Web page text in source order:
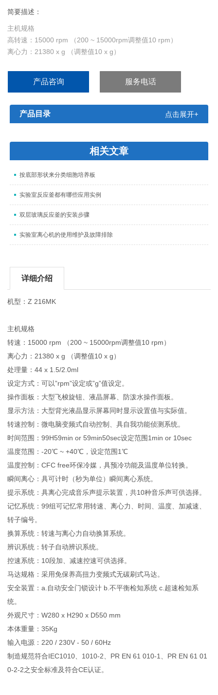
简要描述：
主机规格
高转速：15000 rpm （200 ~ 15000rpm调整值10 rpm）
离心力：21380 x g （调整值10 x g）
产品咨询 服务电话
产品目录 点击展开+
相关文章
按底部形状来分类细胞培养板
实验室反应釜都有哪些应用实例
双层玻璃反应釜的安装步骤
实验室离心机的使用维护及故障排除
详细介绍
机型：Z 216MK
主机规格
转速：15000 rpm （200 ~ 15000rpm调整值10 rpm）
离心力：21380 x g （调整值10 x g）
处理量：44 x 1.5/2.0ml
设定方式：可以”rpm”设定或”g”值设定。
操作面板：大型飞梭旋钮、液晶屏幕、防泼水操作面板。
显示方法：大型背光液晶显示屏幕同时显示设置值与实际值。
转速控制：微电脑变频式自动控制、具自我功能侦测系统。
时间范围：99H59min or 59min50sec设定范围1min or 10sec
温度范围：-20℃ ~ +40℃，设定范围1℃
温度控制：CFC free环保冷媒，具预冷功能及温度单位转换。
瞬间离心：具可计时（秒为单位）瞬间离心系统。
提示系统：具离心完成音乐声提示装置，共10种音乐声可供选择。
记忆系统：99组可记忆常用转速、离心力、时间、温度、加减速、
转子编号。
换算系统：转速与离心力自动换算系统。
辨识系统：转子自动辨识系统。
控速系统：10段加、减速控速可供选择。
马达规格：采用免保养高扭力变频式无碳刷式马达。
安全装置：a.自动安全门锁设计 b.不平衡检知系统 c.超速检知系
统。
外观尺寸：W280 x H290 x D550 mm
本体重量：35Kg
输入电源：220 / 230V - 50 / 60Hz
制造规范符合IEC1010、1010-2、PR EN 61 010-1、PR EN 61 01
0-2-2之安全标准及符合CE认证。